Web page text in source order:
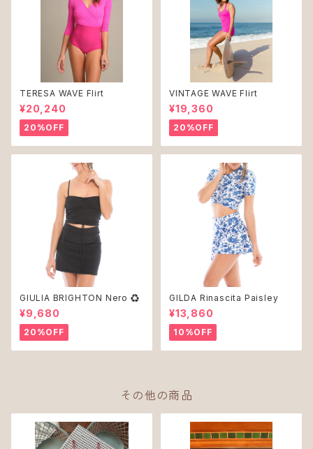
TERESA WAVE Flirt
¥20,240
20%OFF
VINTAGE WAVE Flirt
¥19,360
20%OFF
GIULIA BRIGHTON Nero ♻︎
¥9,680
20%OFF
GILDA Rinascita Paisley
¥13,860
10%OFF
その他の商品